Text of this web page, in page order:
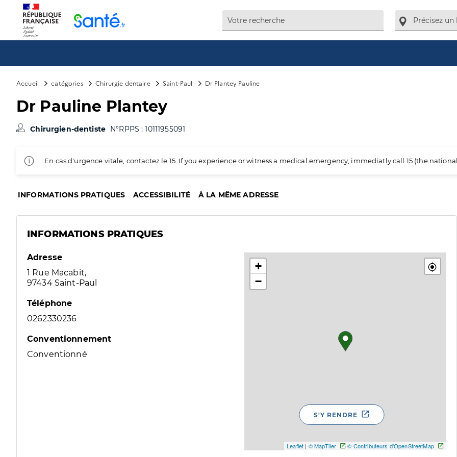
Accueil catégories Chirurgie dentaire Saint-Paul Dr Plantey Pauline
Dr Pauline Plantey
Chirurgien-dentiste N°RPPS : 10111955091
En cas d'urgence vitale, contactez le 15. If you experience or witness a medical emergency, immediatly call 15 (the
INFORMATIONS PRATIQUES ACCESSIBILITÉ À LA MÊME ADRESSE
INFORMATIONS PRATIQUES
Adresse
1 Rue Macabit,
97434 Saint-Paul
Téléphone
0262330236
Conventionnement
Conventionné
+
−
Leaflet | © MapTiler © Contributeurs d'OpenStreetMap
S'Y RENDRE
Panneau de gestion des cookies